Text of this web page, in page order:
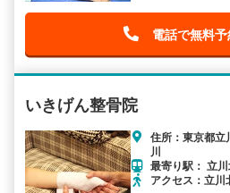
電話で無料
いきげん整骨院
住所：東京都
川
最寄り駅： 立
アクセス：立